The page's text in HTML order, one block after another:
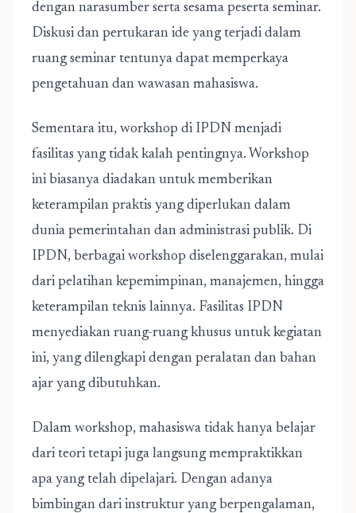
dengan narasumber serta sesama peserta seminar.
Diskusi dan pertukaran ide yang terjadi dalam
ruang seminar tentunya dapat memperkaya
pengetahuan dan wawasan mahasiswa.
Sementara itu, workshop di IPDN menjadi
fasilitas yang tidak kalah pentingnya. Workshop
ini biasanya diadakan untuk memberikan
keterampilan praktis yang diperlukan dalam
dunia pemerintahan dan administrasi publik. Di
IPDN, berbagai workshop diselenggarakan, mulai
dari pelatihan kepemimpinan, manajemen, hingga
keterampilan teknis lainnya. Fasilitas IPDN
menyediakan ruang-ruang khusus untuk kegiatan
ini, yang dilengkapi dengan peralatan dan bahan
ajar yang dibutuhkan.
Dalam workshop, mahasiswa tidak hanya belajar
dari teori tetapi juga langsung mempraktikkan
apa yang telah dipelajari. Dengan adanya
bimbingan dari instruktur yang berpengalaman,